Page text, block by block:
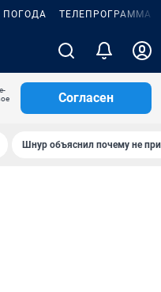
ПОГОДА ТЕЛЕПРОГРАММА
Согласен
Шнур объяснил почему не